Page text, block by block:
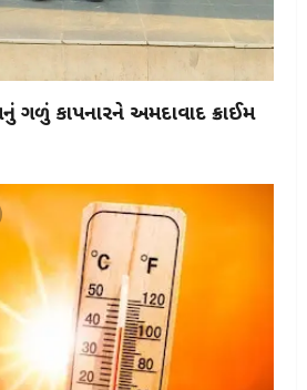
ગળું કાપનારને અમદાવાદ ક્રાઈમ